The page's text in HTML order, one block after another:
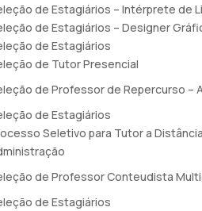
de Estagiários – Intérprete de
de Estagiários – Designer
de Estagiários
de Tutor Presencial
de Professor de Repercurso –
de Estagiários
Seletivo para Tutor a
de Professor Conteudista
de Estagiários